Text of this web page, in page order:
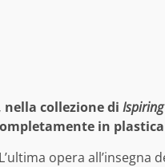
collezione di
in
opera all’insegna